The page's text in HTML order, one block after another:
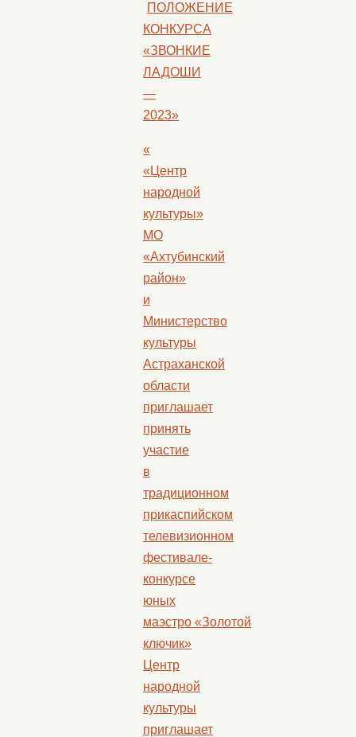
ПОЛОЖЕНИЕ
КОНКУРСА
«ЗВОНКИЕ
ЛАДОШИ
—
2023»
«
«Центр
народной
культуры»
МО
«Ахтубинский
район»
и
Министерство
культуры
Астраханской
области
приглашает
принять
участие
в
традиционном
прикаспийском
телевизионном
фестивале-
конкурсе
юных
маэстро «Золотой
ключик»
Центр
народной
культуры
приглашает